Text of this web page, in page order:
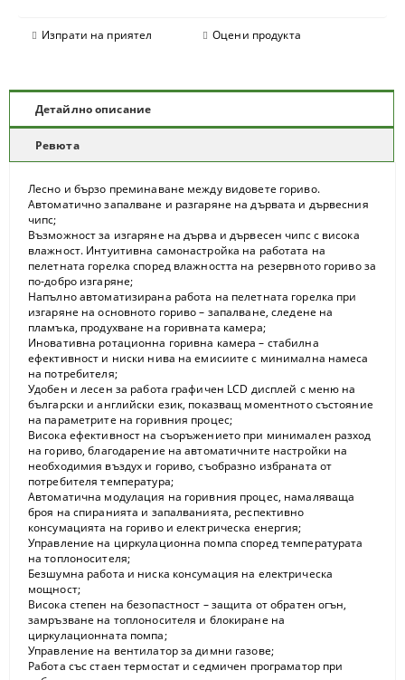
Изпрати на приятел Оцени продукта
Детайлно описание
Ревюта
Лесно и бързо преминаване между видовете гориво.
Автоматично запалване и разгаряне на дървата и дървесния
чипс;
Възможност за изгаряне на дърва и дървесен чипс с висока
влажност. Интуитивна самонастройка на работата на
пелетната горелка според влажността на резервното гориво за
по-добро изгаряне;
Напълно автоматизирана работа на пелетната горелка при
изгаряне на основното гориво – запалване, следене на
пламъка, продухване на горивната камера;
Иновативна ротационна горивна камера – стабилна
ефективност и ниски нива на емисиите с минимална намеса
на потребителя;
Удобен и лесен за работа графичен LCD дисплей с меню на
български и английски език, показващ моментното състояние
на параметрите на горивния процес;
Висока ефективност на съоръжението при минимален разход
на гориво, благодарение на автоматичните настройки на
необходимия въздух и гориво, съобразно избраната от
потребителя температура;
Автоматична модулация на горивния процес, намаляваща
броя на спиранията и запалванията, респективно
консумацията на гориво и електрическа енергия;
Управление на циркулационна помпа според температурата
на топлоносителя;
Безшумна работа и ниска консумация на електрическа
мощност;
Висока степен на безопастност – защита от обратен огън,
замръзване на топлоносителя и блокиране на
циркулационната помпа;
Управление на вентилатор за димни газове;
Работа със стаен термостат и седмичен програматор при